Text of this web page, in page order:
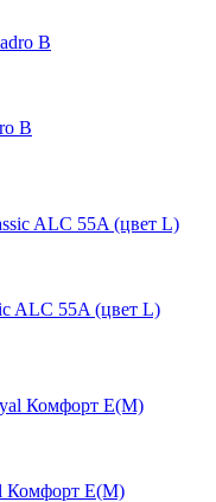
B
ALC 55A (цвет L)
Комфорт E(М)